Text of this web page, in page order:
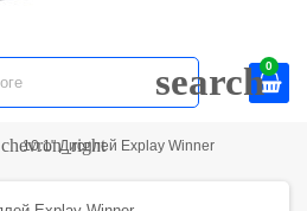
search0
chevron_right
10.1" Дисплей Explay Winner